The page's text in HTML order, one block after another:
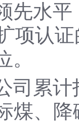
先水
项认
累计
煤、